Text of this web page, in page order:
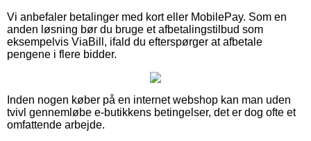
Vi anbefaler betalinger med kort eller MobilePay. Som en
anden løsning bør du bruge et afbetalingstilbud som
eksempelvis ViaBill, ifald du efterspørger at afbetale
pengene i flere bidder.
Inden nogen køber på en internet webshop kan man uden
tvivl gennemløbe e-butikkens betingelser, det er dog ofte et
omfattende arbejde.